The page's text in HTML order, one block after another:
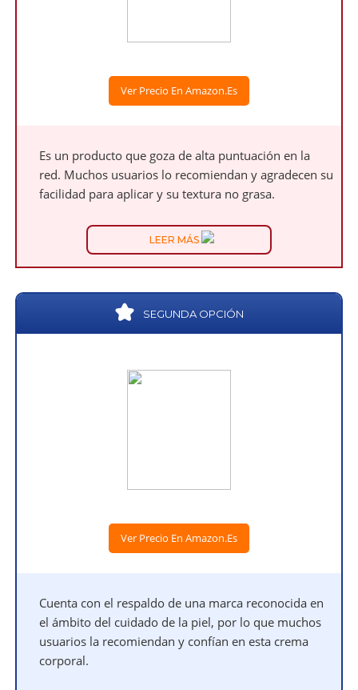
Ver Precio En Amazon.es
Es un producto que goza de alta puntuación en la
red. Muchos usuarios lo recomiendan y agradecen su
facilidad para aplicar y su textura no grasa.
LEER MÁS
SEGUNDA OPCIÓN
Ver Precio En Amazon.es
Cuenta con el respaldo de una marca reconocida en
el ámbito del cuidado de la piel, por lo que muchos
usuarios la recomiendan y confían en esta crema
corporal.